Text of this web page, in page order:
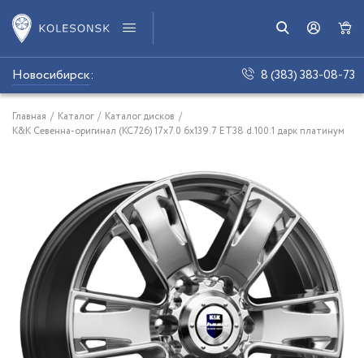
Новосибирск: 8 (383) 383-08-73
Главная / Каталог / Каталог дисков /
K&K Севенна-оригинал (КС726) 17x7.0 6x139.7 ET38 d.100.1 дарк платинум